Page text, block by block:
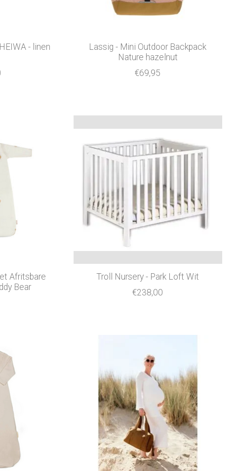
- linen
Lassig - Mini Outdoor Backpack
Nature hazelnut
€69,95
Afritsbare
Bear
Troll Nursery - Park Loft Wit
€238,00